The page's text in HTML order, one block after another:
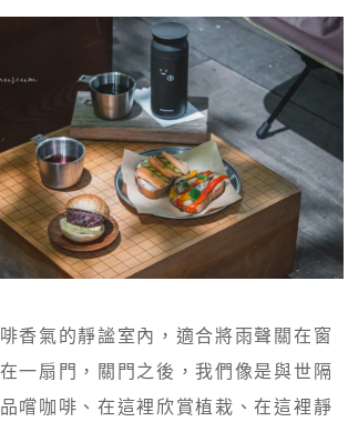
香氣的靜謐室內，適合將雨聲關在窗
一扇門，關門之後，我們像是與世隔
嚐咖啡、在這裡欣賞植栽、在這裡靜